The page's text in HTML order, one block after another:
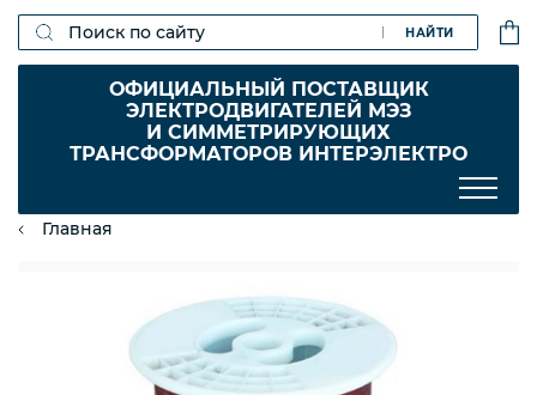
НАЙТИ
ОФИЦИАЛЬНЫЙ ПОСТАВЩИК
ЭЛЕКТРОДВИГАТЕЛЕЙ МЭЗ
И СИММЕТРИРУЮЩИХ
ТРАНСФОРМАТОРОВ ИНТЕРЭЛЕКТРО
Главная